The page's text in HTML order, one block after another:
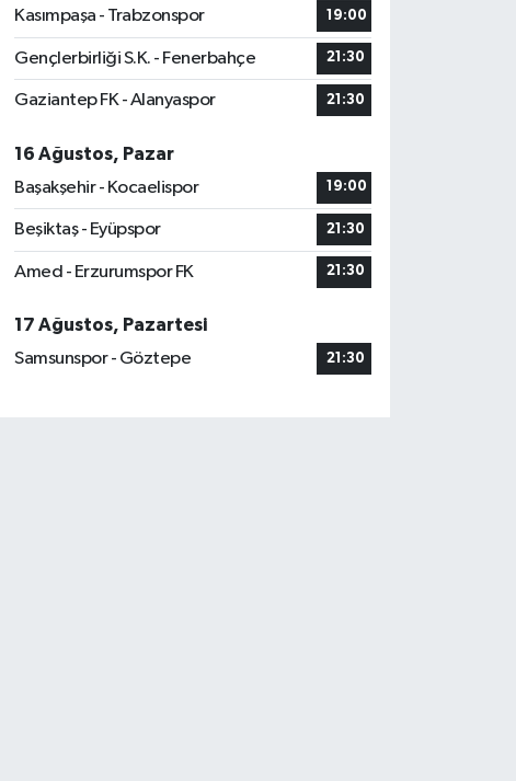
Kasımpaşa - Trabzonspor 19:00
Gençlerbirliği S.K. - Fenerbahçe 21:30
Gaziantep FK - Alanyaspor 21:30
16 Ağustos, Pazar
Başakşehir - Kocaelispor
19:00
Beşiktaş - Eyüpspor 21:30
Amed - Erzurumspor FK 21:30
17 Ağustos, Pazartesi
Samsunspor - Göztepe
21:30